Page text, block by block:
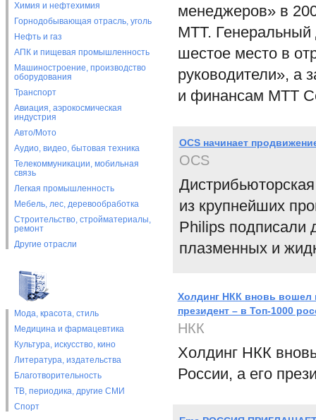
Химия и нефтехимия
Горнодобывающая отрасль, уголь
Нефть и газ
АПК и пищевая промышленность
Машиностроение, производство
оборудования
Транспорт
Авиация, аэрокосмическая
индустрия
Авто/Мото
Аудио, видео, бытовая техника
Телекоммуникации, мобильная
связь
Легкая промышленность
Мебель, лес, деревообработка
Строительство, стройматериалы,
ремонт
Другие отрасли
Мода, красота, стиль
Медицина и фармацевтика
Культура, искусство, кино
Литература, издательства
Благотворительность
ТВ, периодика, другие СМИ
Спорт
менеджеров» в
МТТ. Генеральный
шестое место в
руководители», а
и финансам МТТ
OCS начинает
OCS
из крупнейших
Philips подписали
плазменных и
Холдинг НКК вновь вошел
президент – в Топ-1000
НКК
Холдинг НКК
России, а его